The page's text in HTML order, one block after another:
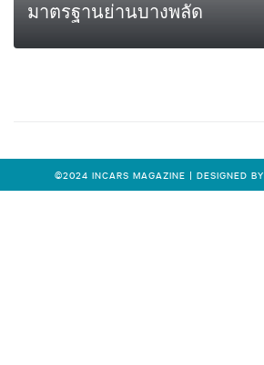
มาตรฐานย่านบางพลัด
©2024 INCARS MAGAZINE | DESIGNED BY